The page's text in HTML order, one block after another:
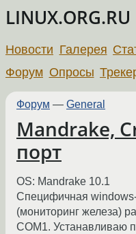
LINUX.ORG.RU
Новости Галерея
Форум Опросы
Форум — General
Mandrake,
порт
OS: Mandrake 10.1
Специфичная
(мониторинг железа)
COM1. Устанавливаю